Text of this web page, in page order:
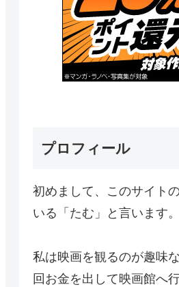
プロフィール
初めまして、このサイト
いる「たむ」と言います。
私は映画を観るのが趣味
回お金を出して映画館へ